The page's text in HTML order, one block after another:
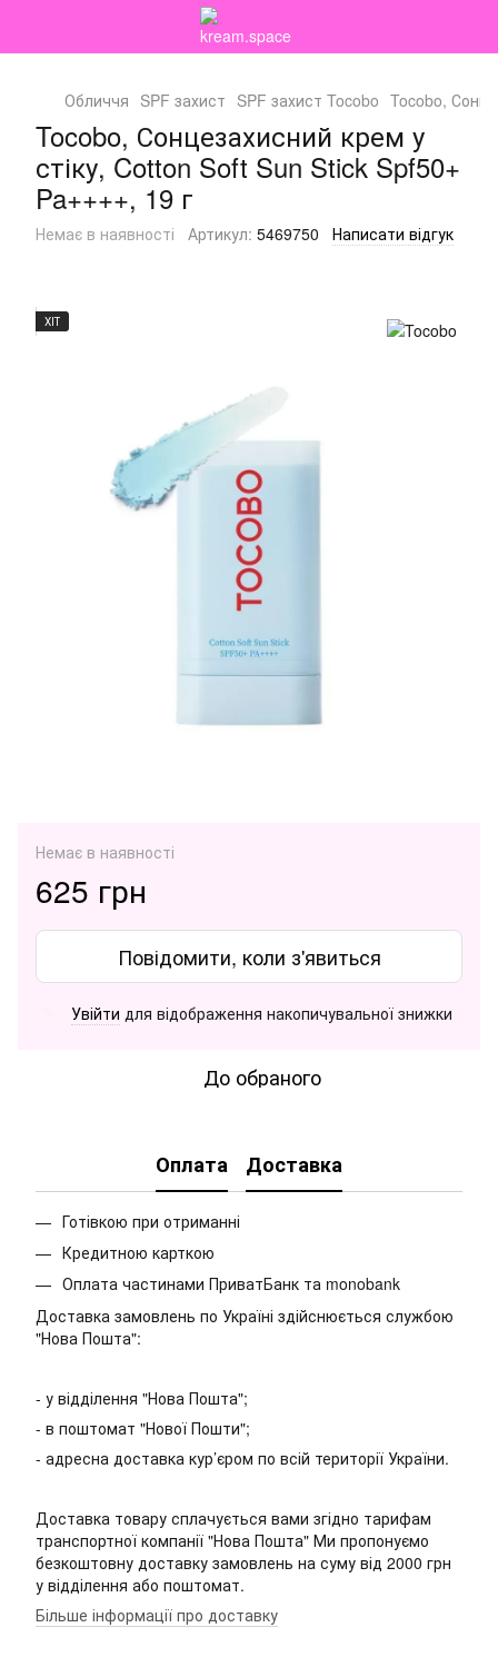
Обличчя SPF захист SPF захист Tocobo Tocobo,
Tocobo, Сонцезахисний крем у
стіку, Cotton Soft Sun Stick Spf50+
Pa++++, 19 г
Немає в наявності Артикул: 5469750 Написати відгук
ХІТ
Немає в наявності
625 грн
Повідомити, коли з'явиться
Увійти для відображення накопичувальної знижки
До обраного
Оплата Доставка
Готівкою при отриманні
Кредитною карткою
Оплата частинами ПриватБанк та monobank
Доставка замовлень по Україні здійснюється службою
"Нова Пошта":
- у відділення "Нова Пошта";
- в поштомат "Нової Пошти";
- адресна доставка кур’єром по всій території України.
Доставка товару сплачується вами згідно тарифам
транспортної компанії "Нова Пошта" Ми пропонуємо
безкоштовну доставку замовлень на суму від 2000 грн
у відділення або поштомат.
Більше інформації про доставку